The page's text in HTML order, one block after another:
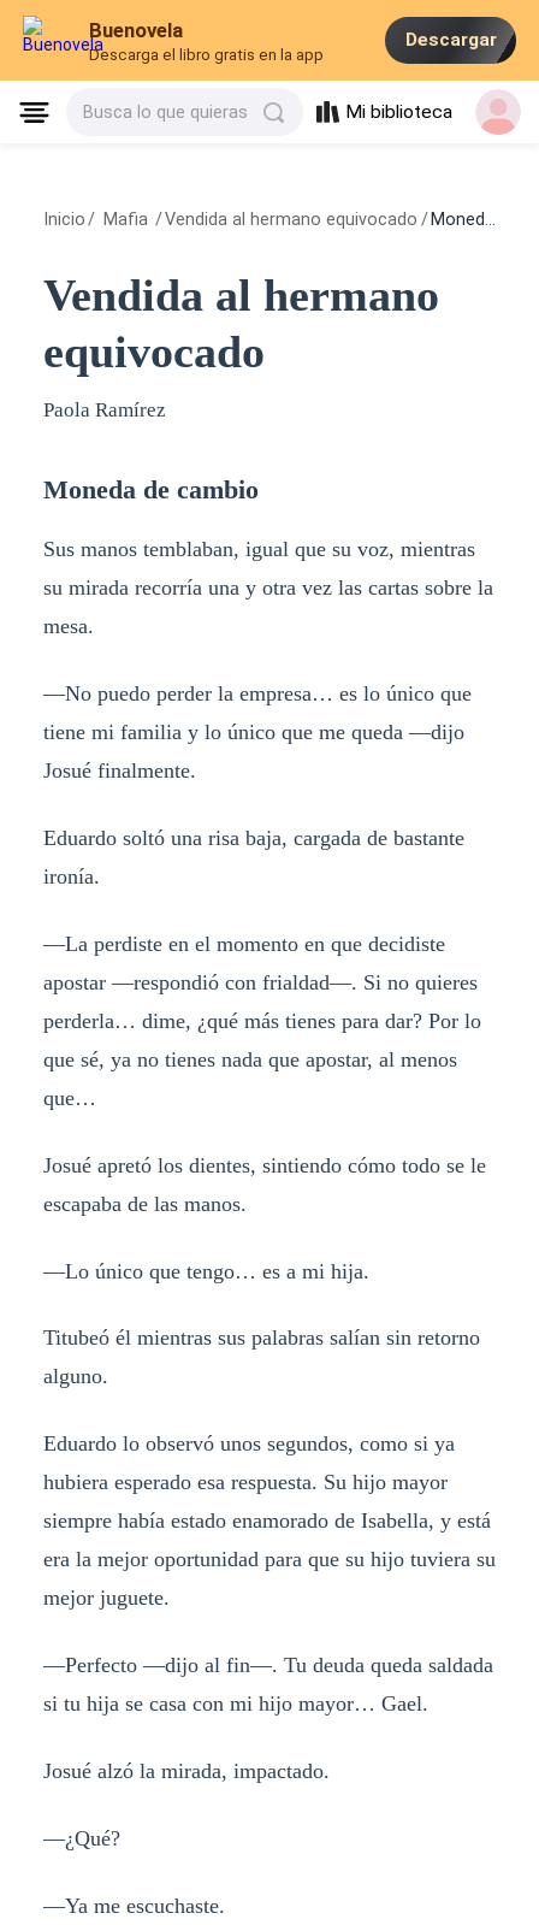
Buenovela
Descarga el libro gratis en la app
Descargar
Busca lo que quieras Mi biblioteca
Inicio / Mafia /Vendida al hermano equivocado / Moneda de cambio
Vendida al hermano
equivocado
Paola Ramírez
Moneda de cambio
Sus manos temblaban, igual que su voz, mientras
su mirada recorría una y otra vez las cartas sobre la
mesa.
—No puedo perder la empresa… es lo único que
tiene mi familia y lo único que me queda —dijo
Josué finalmente.
Eduardo soltó una risa baja, cargada de bastante
ironía.
—La perdiste en el momento en que decidiste
apostar —respondió con frialdad—. Si no quieres
perderla… dime, ¿qué más tienes para dar? Por lo
que sé, ya no tienes nada que apostar, al menos
que…
Josué apretó los dientes, sintiendo cómo todo se le
escapaba de las manos.
—Lo único que tengo… es a mi hija.
Titubeó él mientras sus palabras salían sin retorno
alguno.
Eduardo lo observó unos segundos, como si ya
hubiera esperado esa respuesta. Su hijo mayor
siempre había estado enamorado de Isabella, y está
era la mejor oportunidad para que su hijo tuviera su
mejor juguete.
—Perfecto —dijo al fin—. Tu deuda queda saldada
si tu hija se casa con mi hijo mayor… Gael.
Josué alzó la mirada, impactado.
—¿Qué?
—Ya me escuchaste.